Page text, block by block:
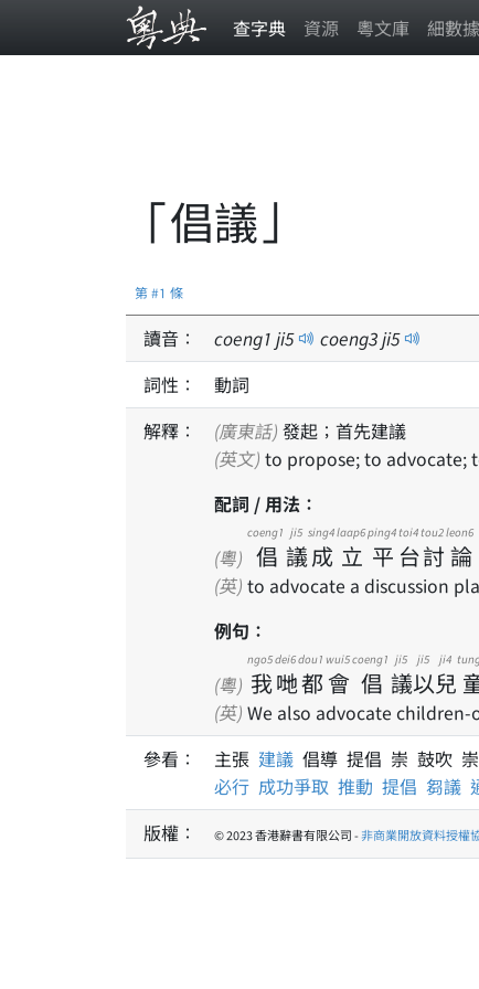
查字典 資源 粵文庫 細數據
「倡議」
第 #1 條
讀音： coeng1 ji5 coeng3ji5
詞性：
動詞
解釋：
(廣東話) 發起；首先建議
(英文) to propose; to advocate;
配詞 / 用法：
(粵) 倡
coeng1
議
ji5
成
sing4
立
laap6
平
ping4
台
toi4
討
tou2
論
leon6
(英) to advocate a discussion
例句：
(粵) 我
ngo5
哋
dei6
都
dou1
會
wui5
倡
coeng1
議
ji5
以
ji5
兒
ji4
(英) We also advocate
參看：
主張 建議 倡導 提倡 崇 鼓吹
必行 成功爭取 推動 提倡 芻議
版權： © 2023 香港辭書有限公司 -非商業開放資料授權